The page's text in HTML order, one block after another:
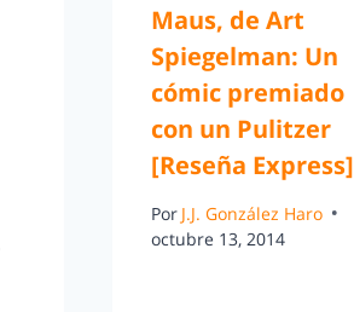
Maus, de Art
Spiegelman: Un
cómic premiado
con un Pulitzer
[Reseña Express]
Por J.J. González Haro
octubre 13, 2014